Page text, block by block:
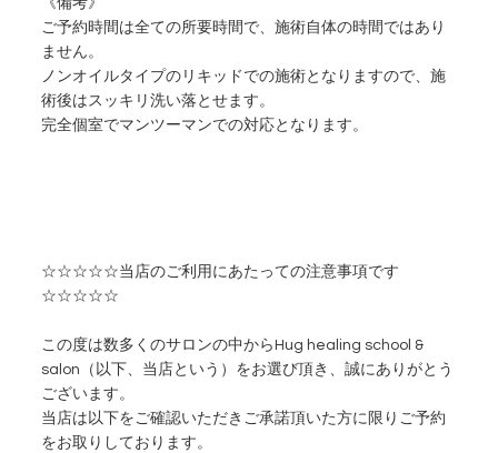
ご予約時間は全ての所要時間で、施術自体の時間ではあり
ません。
ノンオイルタイプのリキッドでの施術となりますので、施
術後はスッキリ洗い落とせます。
完全個室でマンツーマンでの対応となります。
☆☆☆☆☆当店のご利用にあたっての注意事項です
☆☆☆☆☆
この度は数多くのサロンの中からHug healing school &
salon（以下、当店という）をお選び頂き、誠にありがとう
ございます。
当店は以下をご確認いただきご承諾頂いた方に限りご予約
をお取りしております。